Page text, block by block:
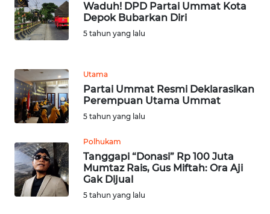
Waduh! DPD Partai Ummat Kota
Depok Bubarkan Diri
5 tahun yang lalu
Utama
Partai Ummat Resmi Deklarasikan
Perempuan Utama Ummat
5 tahun yang lalu
Polhukam
Tanggapi “Donasi” Rp 100 Juta
Mumtaz Rais, Gus Miftah: Ora Aji
Gak Dijual
5 tahun yang lalu
WN
DANAU
TOBA
NIAS
WN
LANGKAT
WN
TAPANULI
SELATAN